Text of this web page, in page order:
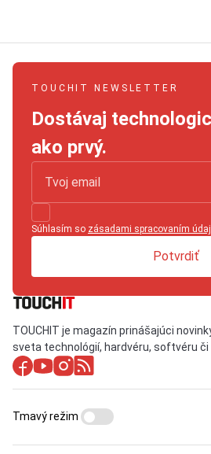
TOUCHIT NEWSLETTER
Dostávaj
ako prvý.
Súhlasím so zásadami spracovaním
Potvrdiť
TOUCHIT je magazín prinášajúci
sveta technológií, hardvéru, softvéru či
Tmavý režim